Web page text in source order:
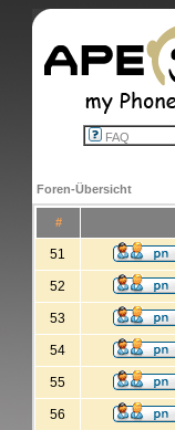
FAQ
Foren-Übersicht
#
51
52
53
54
55
56